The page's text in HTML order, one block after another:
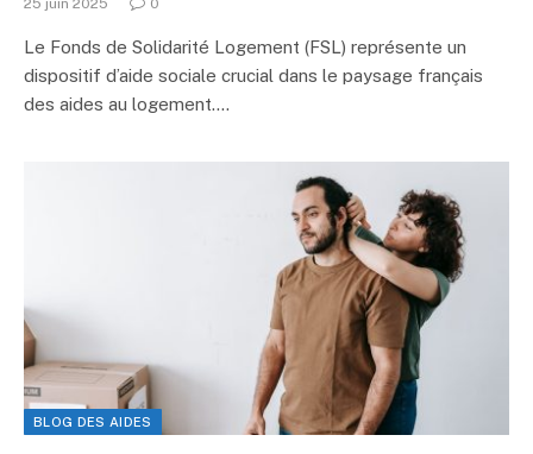
25 juin 2025 0
Le Fonds de Solidarité Logement (FSL) représente un
dispositif d’aide sociale crucial dans le paysage français
des aides au logement.…
BLOG DES AIDES